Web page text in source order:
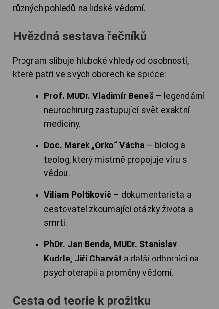
různých pohledů na lidské vědomí.
Hvězdná sestava řečníků
Program slibuje hluboké vhledy od osobností,
které patří ve svých oborech ke špičce:
Prof. MUDr. Vladimír Beneš – legendární
neurochirurg zastupující svět exaktní
medicíny.
Doc. Marek „Orko“ Vácha – biolog a
teolog, který mistrně propojuje víru s
vědou.
Viliam Poltikovič – dokumentarista a
cestovatel zkoumající otázky života a
smrti.
PhDr. Jan Benda, MUDr. Stanislav
Kudrle, Jiří Charvát a další odborníci na
psychoterapii a proměny vědomí.
Cesta od teorie k prožitku